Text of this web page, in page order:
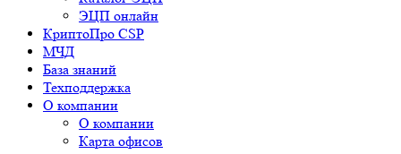
ЭЦП онлайн
КриптоПро CSP
МЧД
База знаний
Техподдержка
О компании
О компании
Карта офисов